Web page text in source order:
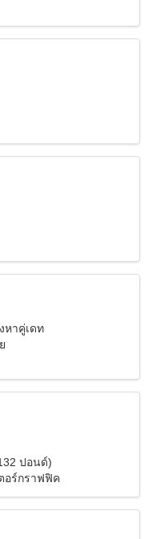
หาคู่เดท
ปอนด์)
อร์กราฟฟิค